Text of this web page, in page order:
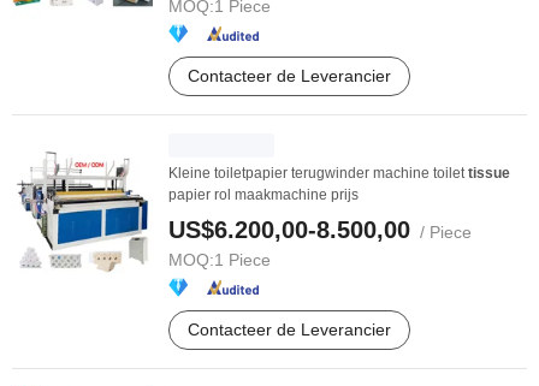
MOQ:1 Piece
Contacteer de Leverancier
Kleine toiletpapier terugwinder machine toilettissue
papier rol maakmachine prijs
US$6.200,00-8.500,00 / Piece
MOQ:1 Piece
Contacteer de Leverancier